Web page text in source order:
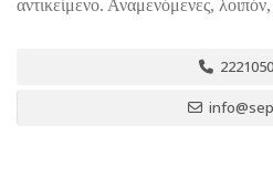
αντικείμενο. Αναμενόμενες, λοιπόν,